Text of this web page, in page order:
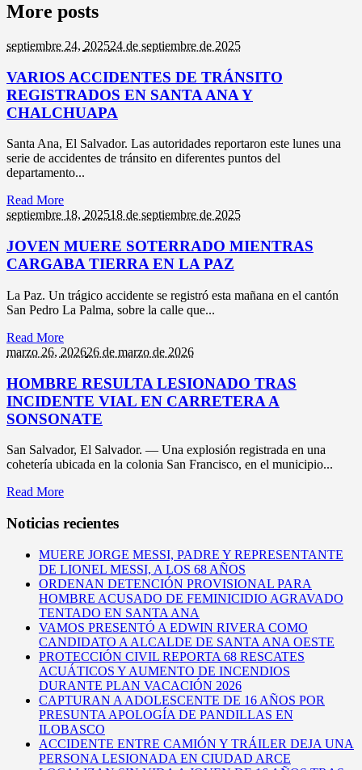
More posts
septiembre 24, 202524 de septiembre de 2025
VARIOS ACCIDENTES DE TRÁNSITO
REGISTRADOS EN SANTA ANA Y
CHALCHUAPA
Santa Ana, El Salvador. Las autoridades reportaron este lunes una
serie de accidentes de tránsito en diferentes puntos del
departamento...
Read More
septiembre 18, 202518 de septiembre de 2025
JOVEN MUERE SOTERRADO MIENTRAS
CARGABA TIERRA EN LA PAZ
La Paz. Un trágico accidente se registró esta mañana en el cantón
San Pedro La Palma, sobre la calle que...
Read More
marzo 26, 202626 de marzo de 2026
HOMBRE RESULTA LESIONADO TRAS
INCIDENTE VIAL EN CARRETERA A
SONSONATE
San Salvador, El Salvador. — Una explosión registrada en una
cohetería ubicada en la colonia San Francisco, en el municipio...
Read More
Noticias recientes
MUERE JORGE MESSI, PADRE Y REPRESENTANTE
DE LIONEL MESSI, A LOS 68 AÑOS
ORDENAN DETENCIÓN PROVISIONAL PARA
HOMBRE ACUSADO DE FEMINICIDIO AGRAVADO
TENTADO EN SANTA ANA
VAMOS PRESENTÓ A EDWIN RIVERA COMO
CANDIDATO A ALCALDE DE SANTA ANA OESTE
PROTECCIÓN CIVIL REPORTA 68 RESCATES
ACUÁTICOS Y AUMENTO DE INCENDIOS
DURANTE PLAN VACACIÓN 2026
CAPTURAN A ADOLESCENTE DE 16 AÑOS POR
PRESUNTA APOLOGÍA DE PANDILLAS EN
ILOBASCO
ACCIDENTE ENTRE CAMIÓN Y TRÁILER DEJA UNA
PERSONA LESIONADA EN CIUDAD ARCE